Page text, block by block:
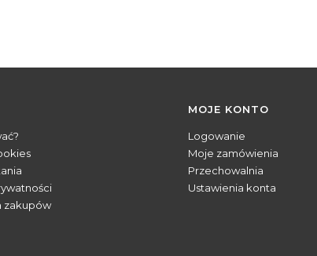
zakupów
MOJE KONTO
Logowanie
Moje zamówienia
Przechowalnia
Ustawienia konta